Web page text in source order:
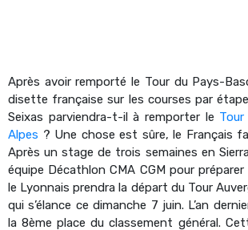
Après avoir remporté le Tour du Pays-
disette française sur les courses par
Seixas parviendra-t-il à remporter le
Alpes ? Une chose est sûre, le Français
Après un stage de trois semaines en
équipe Décathlon CMA CGM pour
le Lyonnais prendra la départ du Tour
qui s’élance ce dimanche 7 juin. L’an
la 8ème place du classement général.